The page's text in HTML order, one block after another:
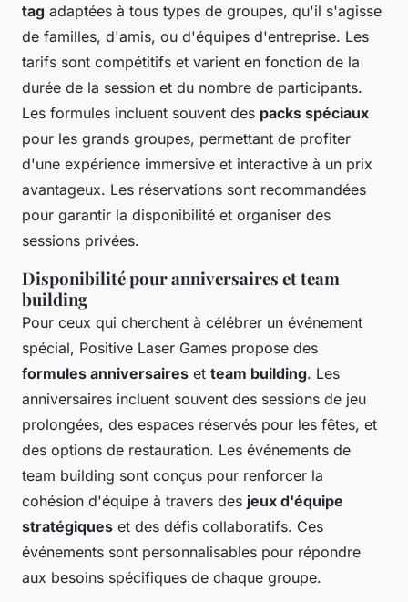
tag adaptées à tous types de groupes, qu'il s'agisse
de familles, d'amis, ou d'équipes d'entreprise. Les
tarifs sont compétitifs et varient en fonction de la
durée de la session et du nombre de participants.
Les formules incluent souvent des packs spéciaux
pour les grands groupes, permettant de profiter
d'une expérience immersive et interactive à un prix
avantageux. Les réservations sont recommandées
pour garantir la disponibilité et organiser des
sessions privées.
Disponibilité pour anniversaires et team
building
Pour ceux qui cherchent à célébrer un événement
spécial, Positive Laser Games propose des
formules anniversaires et team building. Les
anniversaires incluent souvent des sessions de jeu
prolongées, des espaces réservés pour les fêtes, et
des options de restauration. Les événements de
team building sont conçus pour renforcer la
cohésion d'équipe à travers des jeux d'équipe
stratégiques et des défis collaboratifs. Ces
événements sont personnalisables pour répondre
aux besoins spécifiques de chaque groupe.